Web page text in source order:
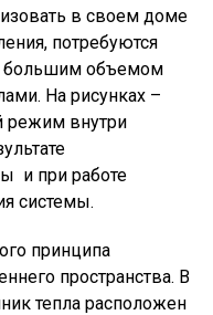
в своем доме
потребуются
большим объемом
На рисунках –
режим внутри
и при работе
системы.
принципа
пространства. В
тепла расположен